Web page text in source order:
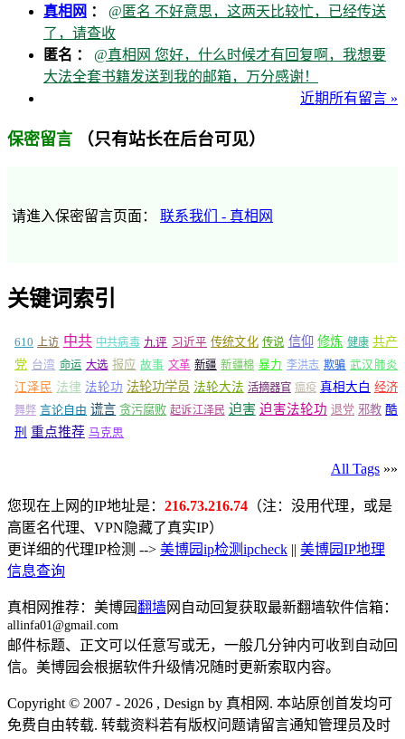
真相网 ： @匿名 不好意思，这两天比较忙，已经传送
了，请查收
匿名 ： @真相网 您好，什么时候才有回复啊，我想要
大法全套书籍发送到我的邮箱，万分感谢！
近期所有留言 »
保密留言 （只有站长在后台可见）
请進入保密留言页面： 联系我们 - 真相网
关键词索引
610 上访 中共 中共病毒 九评 习近平 传统文化 传说 信仰 修炼 健康 共产
党 台湾 命运 大选 报应 故事 文革 新疆 新疆棉 暴力 李洪志 欺骗 武汉肺炎
江泽民 法律 法轮功 法轮功学员 法轮大法 活摘器官 瘟疫 真相大白 经济
舞弊 言论自由 谎言 贪污腐败 起诉江泽民 迫害 迫害法轮功 退党 邪教 酷
刑 重点推荐 马克思
All Tags »»
您现在上网的IP地址是： 216.73.216.74 （注：没用代理，或是
高匿名代理、VPN隐藏了真实IP）
更详细的代理IP检测 --> 美博园ip检测ipcheck || 美博园IP地理
信息查询
真相网推荐：美博园翻墙网自动回复获取最新翻墙软件信箱：
allinfa01@gmail.com
邮件标题、正文可以任意写或无，一般几分钟内可收到自动回
信。美博园会根据软件升级情况随时更新索取内容。
Copyright © 2007 - 2026 , Design by 真相网. 本站原创首发均可
免费自由转载. 转载资料若有版权问题请留言通知管理员及时